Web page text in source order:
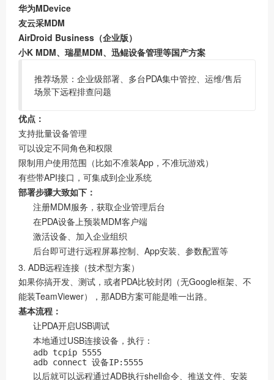
华为MDevice
友云采MDM
AirDroid Business（企业版）
小K MDM、瑞星MDM、迅鲲设备管理等国产方案
推荐场景：企业级部署、多台PDA集中管控、运维/售后
场景下远程排查问题
优点：
支持批量设备管理
可以设定不同角色和权限
限制用户使用范围（比如不准装App，不准玩游戏）
有些带API接口，可集成到企业系统
部署步骤大致如下：
注册MDM服务，获取企业管理后台
在PDA设备上预装MDM客户端
激活设备、加入企业组织
后台即可进行远程屏幕控制、App安装、参数配置等
3. ADB远程连接（技术型方案）
如果你搞开发、测试，或者PDA比较封闭（无Google框架、不
能装TeamViewer），那ADB方案可能是唯一出路。
基本流程：
让PDA开启USB调试
本地通过USB连接设备，执行：
adb tcpip 5555
adb connect 设备IP:5555
以后就可以远程通过ADB执行shell命令、推送文件、安装